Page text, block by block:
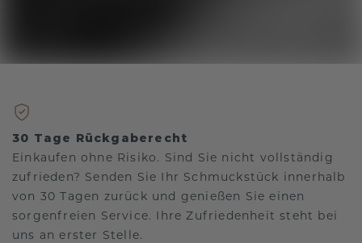
30 Tage Rückgaberecht
Einkaufen ohne Risiko. Sind Sie nicht vollständig
zufrieden? Senden Sie Ihr Schmuckstück innerhalb
von 30 Tagen zurück und genießen Sie einen
sorgenfreien Service. Ihre Zufriedenheit steht bei
uns an erster Stelle.